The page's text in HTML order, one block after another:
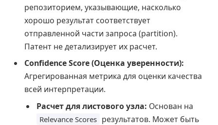
репозиторием, указывающие, насколько
хорошо результат соответствует
отправленной части запроса (partition).
Патент не детализирует их расчет.
Confidence Score (Оценка уверенности):
Агрегированная метрика для оценки качества
всей интерпретации.
Расчет для листового узла: Основан на
Relevance Scores результатов. Может быть